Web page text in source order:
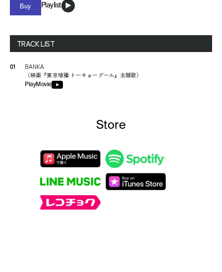
Buy Playlist
TRACK LIST
01 BANKA
（映画『東京喰種 トーキョーグール』主題歌）
PlayMovie
Store